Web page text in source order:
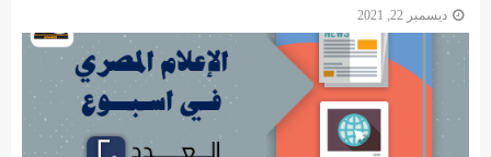
ديسمبر 22, 2021